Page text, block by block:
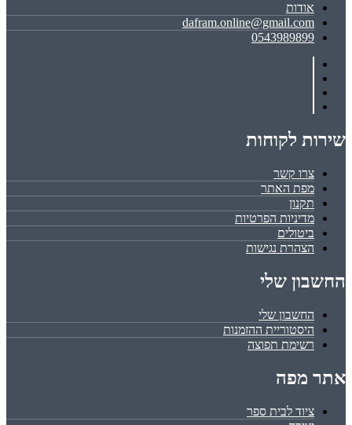
אודות
dafram.online@gmail.com
0543989899
שירות לקוחות
צרו קשר
מפת האתר
תקנון
מדיניות הפרטיות
ביטולים
הצהרת נגישות
החשבון שלי
החשבון שלי
היסטוריית ההזמנות
רשימת תפוצה
אתר מפה
ציוד לבית ספר